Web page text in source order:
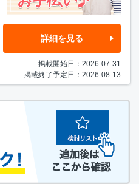
詳細を見る
掲載開始日：2026-07-31
掲載終了予定日：2026-08-13